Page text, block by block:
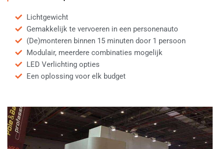
Lichtgewicht
Gemakkelijk te vervoeren in een personenauto
(De)monteren binnen 15 minuten door 1 persoon
Modulair, meerdere combinaties mogelijk
LED Verlichting opties
Een oplossing voor elk budget